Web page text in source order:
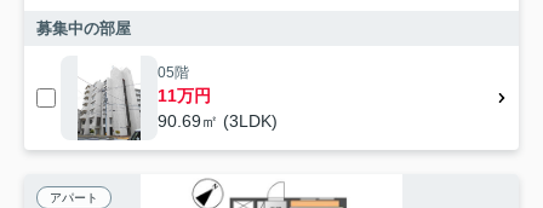
募集中の部屋
05階
11万円
90.69㎡ (3LDK)
アパート